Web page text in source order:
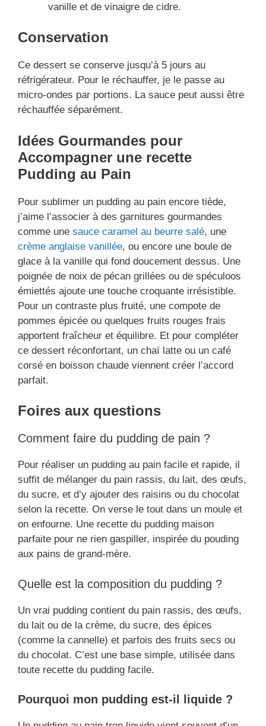
vanille et de vinaigre de cidre.
Conservation
Ce dessert se conserve jusqu’à 5 jours au
réfrigérateur. Pour le réchauffer, je le passe au
micro-ondes par portions. La sauce peut aussi être
réchauffée séparément.
Idées Gourmandes pour
Accompagner une recette
Pudding au Pain
Pour sublimer un pudding au pain encore tiède,
j’aime l’associer à des garnitures gourmandes
comme une sauce caramel au beurre salé, une
crème anglaise vanillée, ou encore une boule de
glace à la vanille qui fond doucement dessus. Une
poignée de noix de pécan grillées ou de spéculoos
émiettés ajoute une touche croquante irrésistible.
Pour un contraste plus fruité, une compote de
pommes épicée ou quelques fruits rouges frais
apportent fraîcheur et équilibre. Et pour compléter
ce dessert réconfortant, un chaï latte ou un café
corsé en boisson chaude viennent créer l’accord
parfait.
Foires aux questions
Comment faire du pudding de pain ?
Pour réaliser un pudding au pain facile et rapide, il
suffit de mélanger du pain rassis, du lait, des œufs,
du sucre, et d’y ajouter des raisins ou du chocolat
selon la recette. On verse le tout dans un moule et
on enfourne. Une recette du pudding maison
parfaite pour ne rien gaspiller, inspirée du pouding
aux pains de grand-mère.
Quelle est la composition du pudding ?
Un vrai pudding contient du pain rassis, des œufs,
du lait ou de la crème, du sucre, des épices
(comme la cannelle) et parfois des fruits secs ou
du chocolat. C’est une base simple, utilisée dans
toute recette du pudding facile.
Pourquoi mon pudding est-il liquide ?